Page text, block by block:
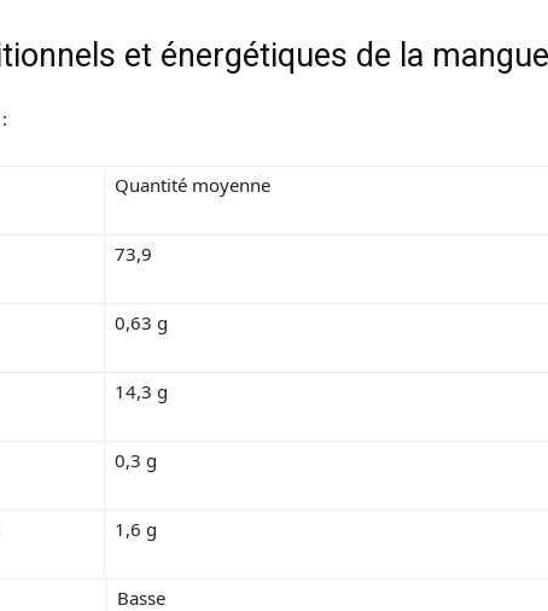
et énergétiques de la mangue
Quantité moyenne
73,9
0,63 g
14,3 g
0,3 g
1,6 g
Basse